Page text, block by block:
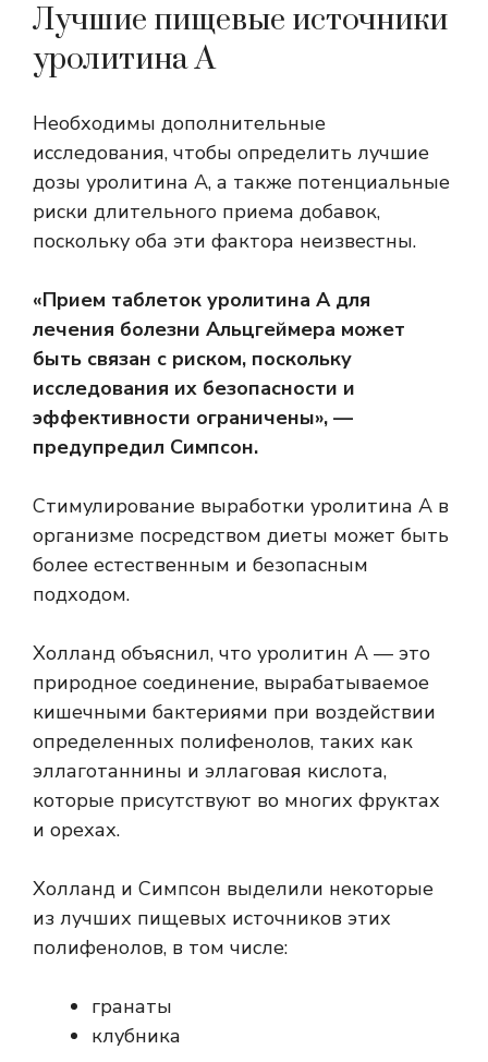
Лучшие пищевые источники
уролитина А
Необходимы дополнительные
исследования, чтобы определить лучшие
дозы уролитина А, а также потенциальные
риски длительного приема добавок,
поскольку оба эти фактора неизвестны.
«Прием таблеток уролитина А для
лечения болезни Альцгеймера может
быть связан с риском, поскольку
исследования их безопасности и
эффективности ограничены», —
предупредил Симпсон.
Стимулирование выработки уролитина А в
организме посредством диеты может быть
более естественным и безопасным
подходом.
Холланд объяснил, что уролитин А — это
природное соединение, вырабатываемое
кишечными бактериями при воздействии
определенных полифенолов, таких как
эллаготаннины и эллаговая кислота,
которые присутствуют во многих фруктах
и ​​орехах.
Холланд и Симпсон выделили некоторые
из лучших пищевых источников этих
полифенолов, в том числе:
гранаты
клубника